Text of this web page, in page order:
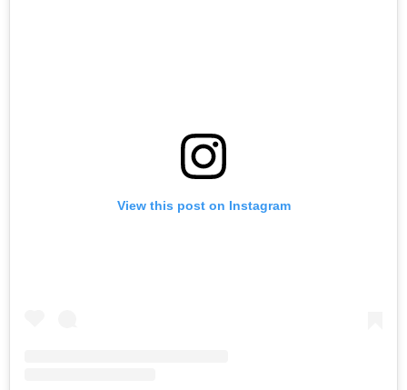
View this post on Instagram